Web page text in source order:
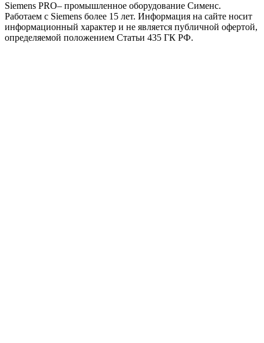
Siemens PRO– промышленное оборудование Сименс.
Работаем с Siemens более 15 лет. Информация на сайте носит
информационный характер и не является публичной офертой,
определяемой положением Статьи 435 ГК РФ.